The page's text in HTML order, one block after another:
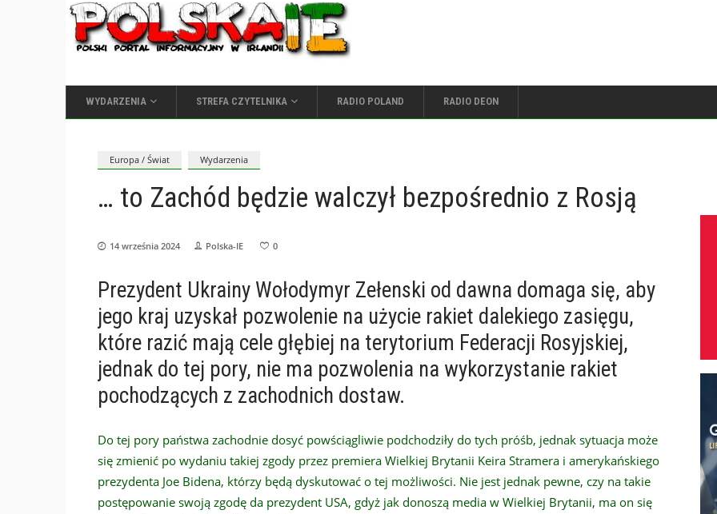
WYDARZENIA STREFA CZYTELNIKA RADIO POLAND RADIO DEON
Europa / Świat Wydarzenia
… to Zachód będzie walczył bezpośrednio z Rosją
14 września 2024 Polska-IE 0
Prezydent Ukrainy Wołodymyr Zełenski od dawna domaga się, aby
jego kraj uzyskał pozwolenie na użycie rakiet dalekiego zasięgu,
które razić mają cele głębiej na terytorium Federacji Rosyjskiej,
jednak do tej pory, nie ma pozwolenia na wykorzystanie rakiet
pochodzących z zachodnich dostaw.
Do tej pory państwa zachodnie dosyć powściągliwie podchodziły do tych próśb, jednak sytuacja może
się zmienić po wydaniu takiej zgody przez premiera Wielkiej Brytanii Keira Stramera i amerykańskiego
prezydenta Joe Bidena, którzy będą dyskutować o tej możliwości. Nie jest jednak pewne, czy na takie
postępowanie swoją zgodę da prezydent USA, gdyż jak donoszą media w Wielkiej Brytanii, ma on się